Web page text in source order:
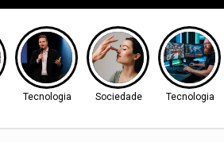
Tecnologia Sociedade Tecnologia